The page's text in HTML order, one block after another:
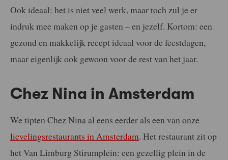
Ook ideaal: het is niet veel werk, maar toch zul je er
indruk mee maken op je gasten – en jezelf. Kortom: een
gezond en makkelijk recept ideaal voor de feestdagen,
maar eigenlijk ook gewoon voor de rest van het jaar.
Chez Nina in Amsterdam
We tipten Chez Nina al eens eerder als een van onze
lievelingsrestaurants in Amsterdam. Het restaurant zit op
het Van Limburg Stirumplein: een gezellig plein in de